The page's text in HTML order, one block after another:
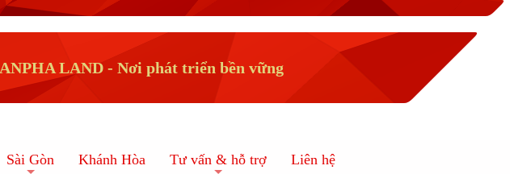
ANPHA LAND - Nơi phát triển bền vững
Sài Gòn Khánh Hòa Tư vấn & hỗ trợ Liên hệ